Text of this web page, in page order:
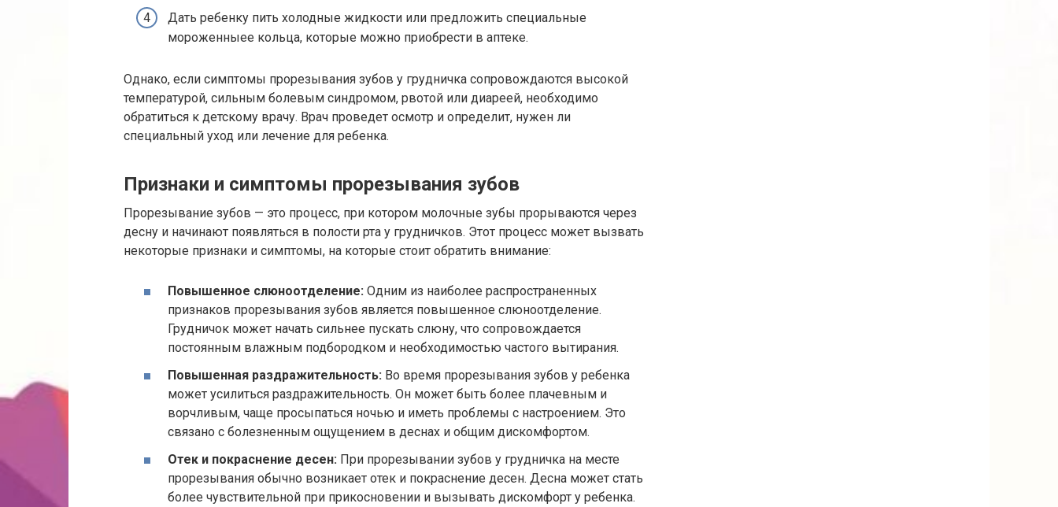
Дать ребенку пить холодные жидкости или предложить специальные
мороженныее кольца, которые можно приобрести в аптеке.
Однако, если симптомы прорезывания зубов у грудничка сопровождаются высокой
температурой, сильным болевым синдромом, рвотой или диареей, необходимо
обратиться к детскому врачу. Врач проведет осмотр и определит, нужен ли
специальный уход или лечение для ребенка.
Признаки и симптомы прорезывания зубов
Прорезывание зубов — это процесс, при котором молочные зубы прорываются через
десну и начинают появляться в полости рта у грудничков. Этот процесс может вызвать
некоторые признаки и симптомы, на которые стоит обратить внимание:
Повышенное слюноотделение: Одним из наиболее распространенных
признаков прорезывания зубов является повышенное слюноотделение.
Грудничок может начать сильнее пускать слюну, что сопровождается
постоянным влажным подбородком и необходимостью частого вытирания.
Повышенная раздражительность: Во время прорезывания зубов у ребенка
может усилиться раздражительность. Он может быть более плачевным и
ворчливым, чаще просыпаться ночью и иметь проблемы с настроением. Это
связано с болезненным ощущением в деснах и общим дискомфортом.
Отек и покраснение десен: При прорезывании зубов у грудничка на месте
прорезывания обычно возникает отек и покраснение десен. Десна может стать
более чувствительной при прикосновении и вызывать дискомфорт у ребенка.